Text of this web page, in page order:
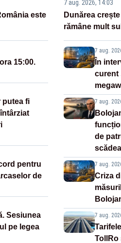
este
15:00.
putea fi
pentru
de
Sesiunea
pe legea
7 aug. 2026, 14:03
Dunărea
rămâne mult
7 aug.
În
curent
7 aug.
de
scădea
7 aug.
Criza
7 aug.
TollRo